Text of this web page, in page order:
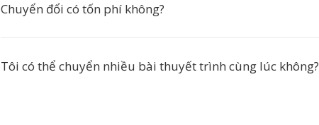
Chuyển đổi có tốn phí không?
Tôi có thể chuyển nhiều bài thuyết trình cùng lúc không?